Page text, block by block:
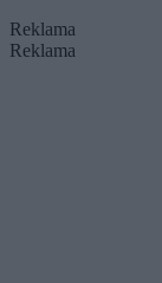
Reklama
Reklama